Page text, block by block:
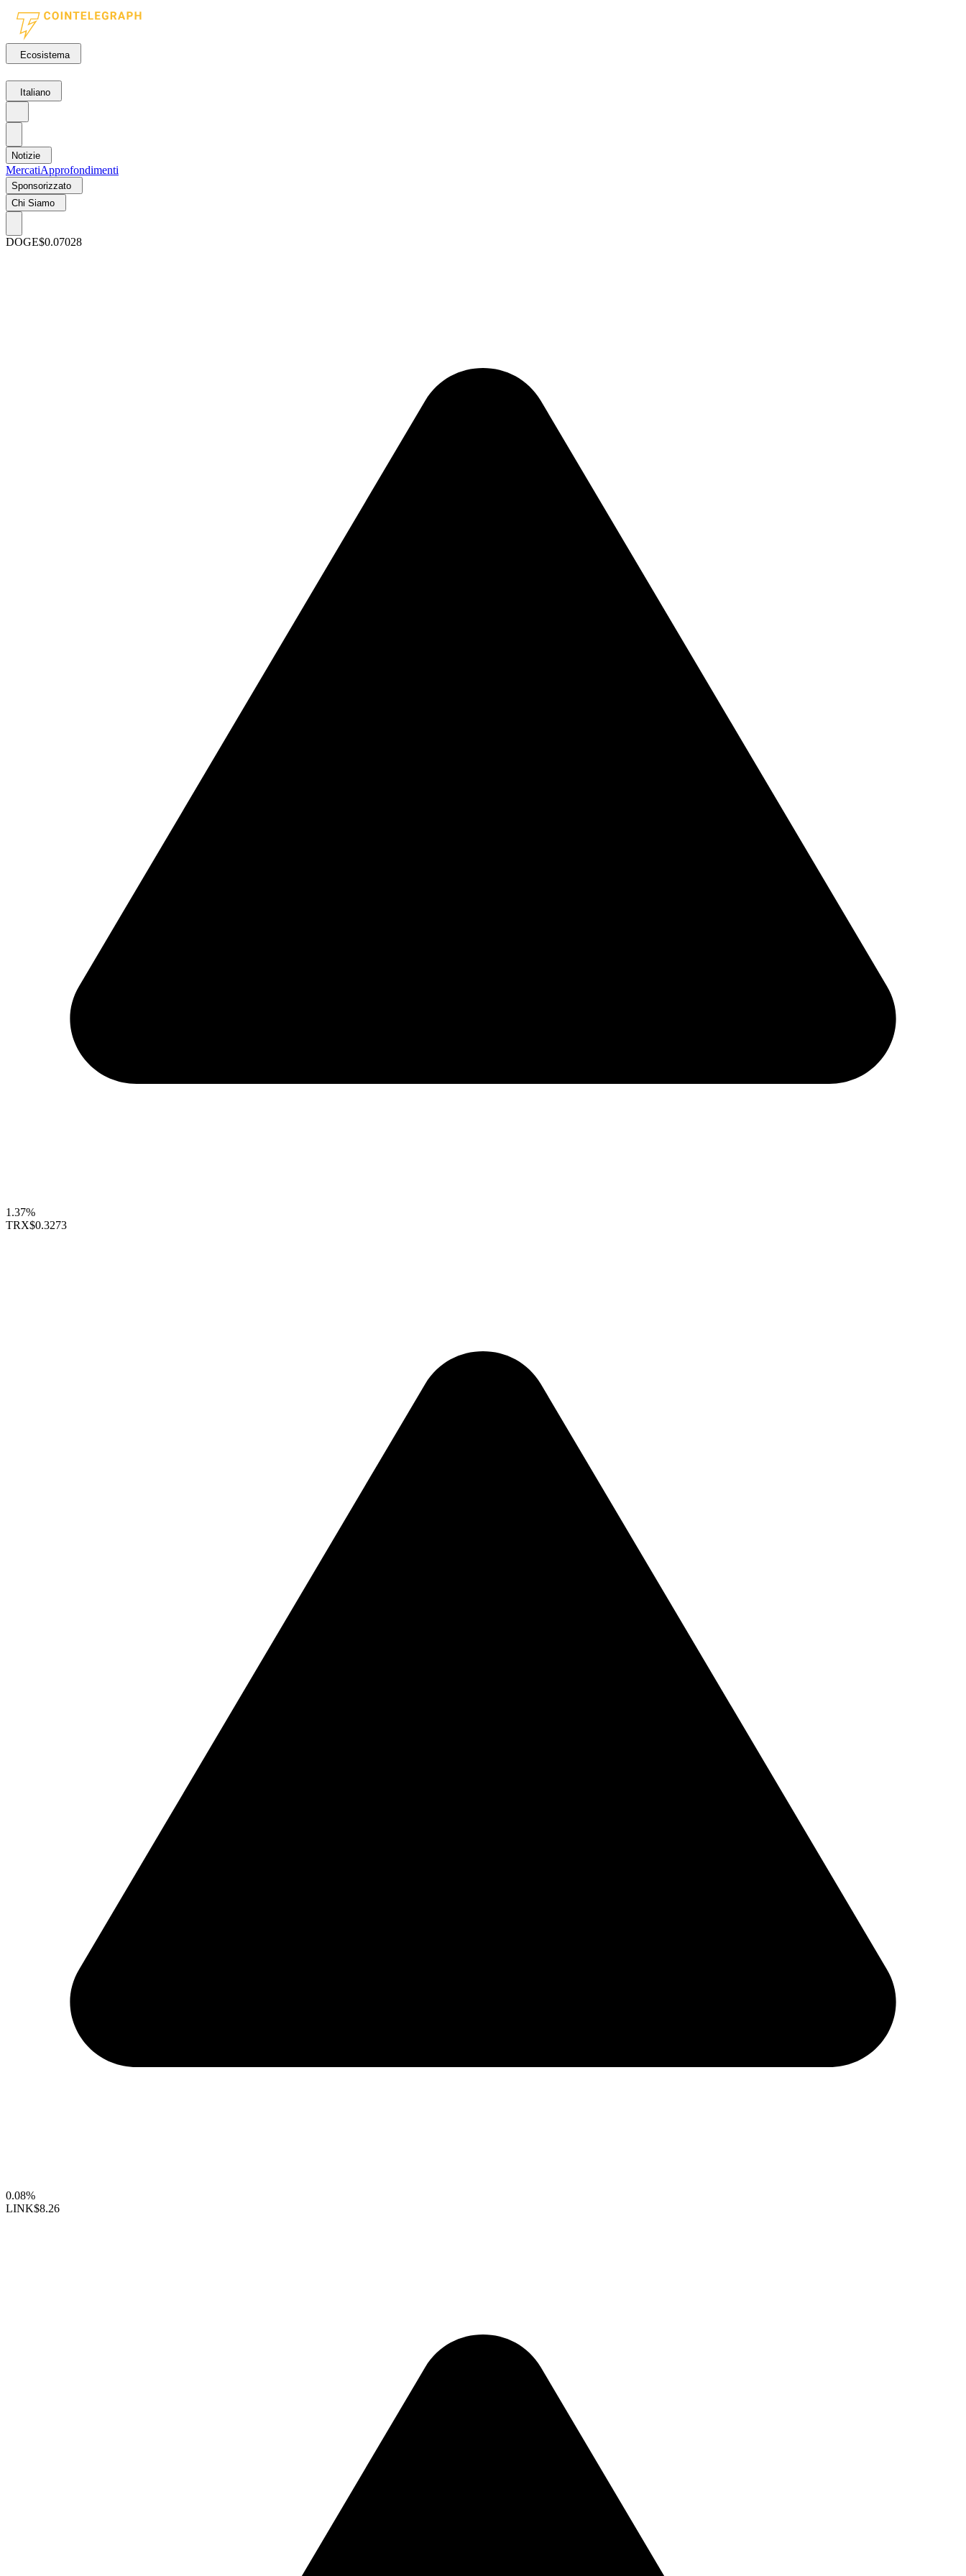
Ecosistema
Italiano
Notizie
MercatiApprofondimenti
Sponsorizzato
Chi Siamo
DOGE$0.07028
1.37%
TRX$0.3273
0.08%
LINK$8.26